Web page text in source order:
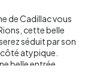
de Cadillac vous
cette belle
séduit par son
atypique.
belle entrée